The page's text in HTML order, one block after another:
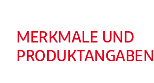
MERKMALE UND
PRODUKTANGABEN